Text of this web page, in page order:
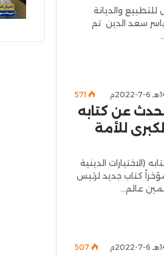
والديانة
سعد الدين تم
571
عن كتابه
للأمة
(الاختيارات الدينية
كتاب جديد لرئيس
عالم…
507